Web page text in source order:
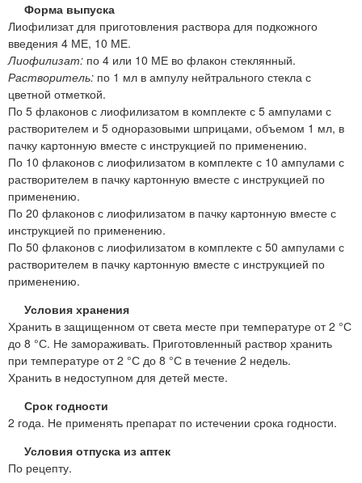
Форма выпуска
Лиофилизат для приготовления раствора для подкожного
введения 4 МЕ, 10 МЕ.
Лиофилизат: по 4 или 10 МЕ во флакон стеклянный.
Растворитель: по 1 мл в ампулу нейтрального стекла с
цветной отметкой.
По 5 флаконов с лиофилизатом в комплекте с 5 ампулами с
растворителем и 5 одноразовыми шприцами, объемом 1 мл, в
пачку картонную вместе с инструкцией по применению.
По 10 флаконов с лиофилизатом в комплекте с 10 ампулами с
растворителем в пачку картонную вместе с инструкцией по
применению.
По 20 флаконов с лиофилизатом в пачку картонную вместе с
инструкцией по применению.
По 50 флаконов с лиофилизатом в комплекте с 50 ампулами с
растворителем в пачку картонную вместе с инструкцией по
применению.
Условия хранения
Хранить в защищенном от света месте при температуре от 2 °С
до 8 °С. Не замораживать. Приготовленный раствор хранить
при температуре от 2 °С до 8 °С в течение 2 недель.
Хранить в недоступном для детей месте.
Срок годности
2 года. Не применять препарат по истечении срока годности.
Условия отпуска из аптек
По рецепту.